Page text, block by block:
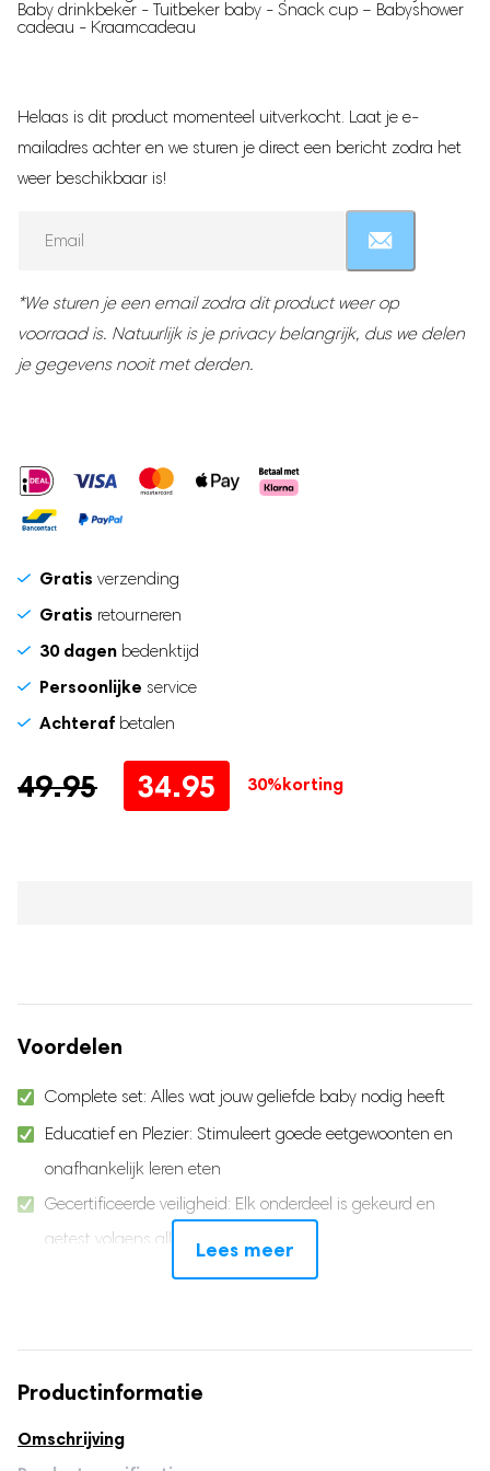
klantbeoordeling
Baby drinkbeker - Tuitbeker baby - Snack cup – Babyshower
cadeau - Kraamcadeau
49.95
Oorspronkelijke
34.95
Huidige
30%korting
*We sturen je een email zodra dit product weer op
voorraad is. Natuurlijk is je privacy belangrijk, dus we delen
je gegevens nooit met derden.
Gratis verzending
Gratis retourneren
30 dagen bedenktijd
Persoonlijke service
Achteraf betalen
Helaas is dit product momenteel uitverkocht. Laat je e-
mailadres achter en we sturen je direct een bericht zodra het
weer beschikbaar is!
your
address
join
the
product
Voordelen
Complete set: Alles wat jouw geliefde baby nodig heeft
Educatief en Plezier: Stimuleert goede eetgewoonten en
onafhankelijk leren eten
Gecertificeerde veiligheid: Elk onderdeel is gekeurd en
getest volgens alle wettelijke normen
Food grade materiaal: 100% Veilig en gemaakt van
en de eetgewoonte te verbeteren
Multifunctionele beker: Kan gebruikt worden voor drinken,
Lees meer
Productinformatie
Omschrijving
Traphekje
Babynestje
Borstvoeding
Moedermelk bewaarzakjes
Borstmassagers
Voedingskussen
Voedingsbh's
Draagbare Melkkoeler
Zilveren Tepelkapjes
Baby hartslagmonitor
Zwangerschapsband